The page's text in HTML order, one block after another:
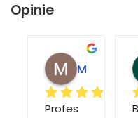
Opinie
Profes